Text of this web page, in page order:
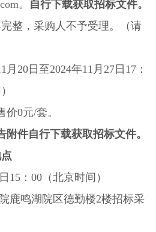
。 自行下载获取招标文件。
整，采购人不予受理。（请
20日至2024年11月27日17：
0元/套。
附件自行下载获取招标文件。
15：00（北京时间）
鹿鸣湖院区德勤楼2楼招标采